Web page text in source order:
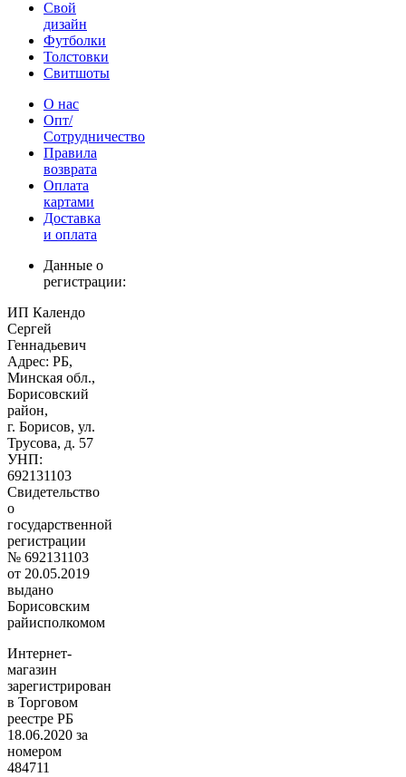
Свой
дизайн
Футболки
Толстовки
Свитшоты
О нас
Опт/
Сотрудничество
Правила
возврата
Оплата
картами
Доставка
и оплата
Данные о
регистрации:
ИП Календо
Сергей
Геннадьевич
Адрес: РБ,
Минская обл.,
Борисовский
район,
г. Борисов, ул.
Трусова, д. 57
УНП:
692131103
Свидетельство
о
государственной
регистрации
№ 692131103
от 20.05.2019
выдано
Борисовским
райисполкомом
Интернет-
магазин
зарегистрирован
в Торговом
реестре РБ
18.06.2020 за
номером
484711